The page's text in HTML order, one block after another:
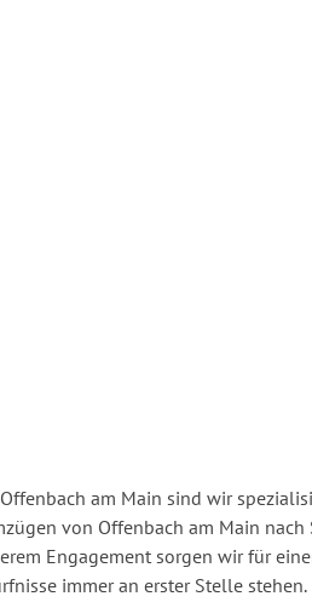
am Main sind wir
von Offenbach am Main nach
Engagement sorgen wir für
immer an erster Stelle stehen.